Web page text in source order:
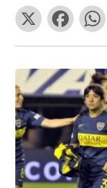
X
F
a
c
e
b
o
o
k